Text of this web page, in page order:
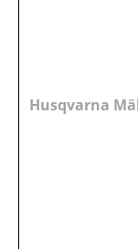
Husqvarna